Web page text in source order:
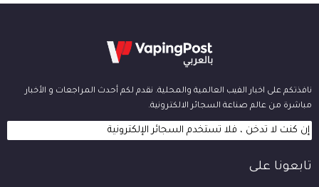
نافذتكم على اخبار الفيب العالمية والمحلية. نقدم لكم أحدث المراجعات و الأخبار
مباشرة من عالم صناعة السجائر الالكترونية.
إن كنت لا تدخن ، فلا تستخدم السجائر الإلكترونية
تابعونا على